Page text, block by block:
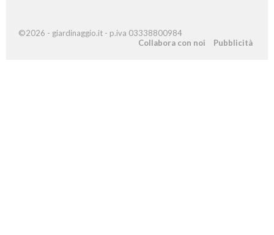
©2026 - giardinaggio.it - p.iva 03338800984
Collabora con noi
Pubblicità